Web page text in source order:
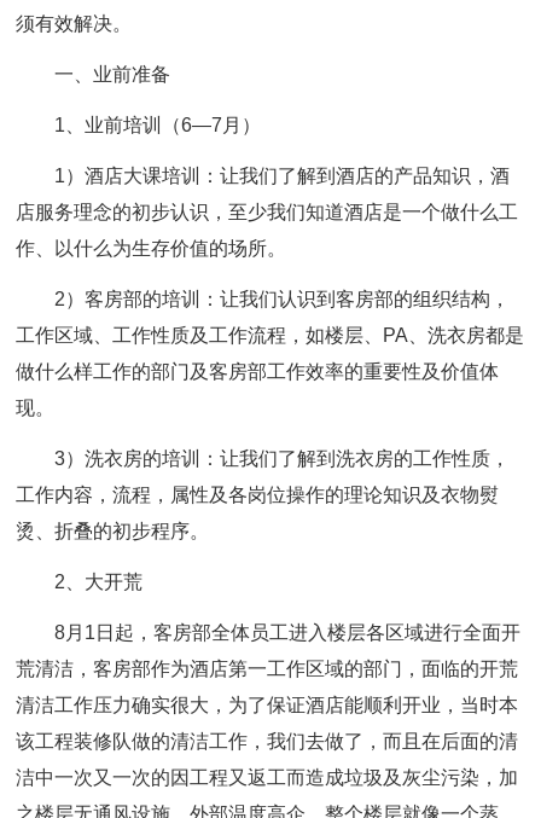
须有效解决。
一、业前准备
1、业前培训（6—7月）
1）酒店大课培训：让我们了解到酒店的产品知识，酒
店服务理念的初步认识，至少我们知道酒店是一个做什么工
作、以什么为生存价值的场所。
2）客房部的培训：让我们认识到客房部的组织结构，
工作区域、工作性质及工作流程，如楼层、PA、洗衣房都是
做什么样工作的部门及客房部工作效率的重要性及价值体
现。
3）洗衣房的培训：让我们了解到洗衣房的工作性质，
工作内容，流程，属性及各岗位操作的理论知识及衣物熨
烫、折叠的初步程序。
2、大开荒
8月1日起，客房部全体员工进入楼层各区域进行全面开
荒清洁，客房部作为酒店第一工作区域的部门，面临的开荒
清洁工作压力确实很大，为了保证酒店能顺利开业，当时本
该工程装修队做的清洁工作，我们去做了，而且在后面的清
洁中一次又一次的因工程又返工而造成垃圾及灰尘污染，加
之楼层无通风设施，外部温度高企，整个楼层就像一个蒸